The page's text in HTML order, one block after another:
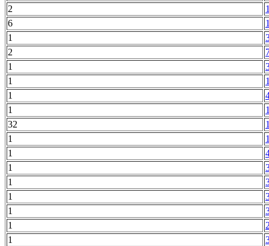
2
6
1
2
1
1
1
1
32
1
1
1
1
1
1
1
1